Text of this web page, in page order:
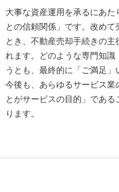
大事な資産運用を承るにあ
との信頼関係」です。改め
とき、不動産売却手続きの
れます。どのような専門知
うとも、最終的に「ご満足」
今後も、あらゆるサービス
とがサービスの目的」であ
ります。